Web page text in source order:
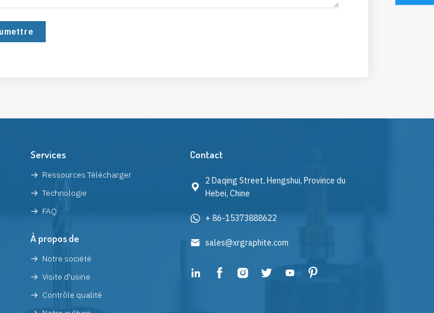
Services
Ressources Télécharger
Technologie
FAQ
À propos de
Notre société
Visite d'usine
Contrôle qualité
Contact
2 Daqing Street, Hengshui, Province du
Hebei, Chine
+ 86-15373888622
sales@xrgraphite.com